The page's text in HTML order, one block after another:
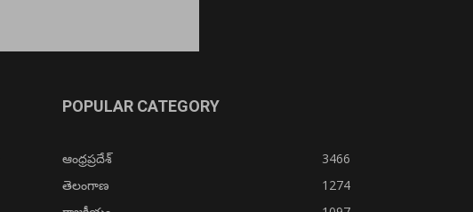
POPULAR CATEGORY
ఆంధ్రప్రదేశ్
3466
తెలంగాణ
1274